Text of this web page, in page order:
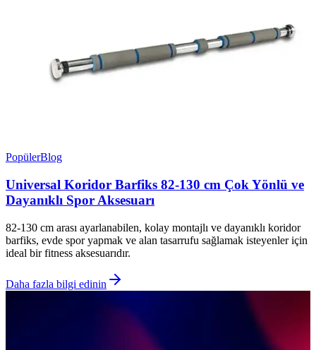
PopülerBlog
Universal Koridor Barfiks 82-130 cm Çok Yönlü ve
Dayanıklı Spor Aksesuarı
82-130 cm arası ayarlanabilen, kolay montajlı ve dayanıklı koridor
barfiks, evde spor yapmak ve alan tasarrufu sağlamak isteyenler için
ideal bir fitness aksesuarıdır.
Daha fazla bilgi edinin